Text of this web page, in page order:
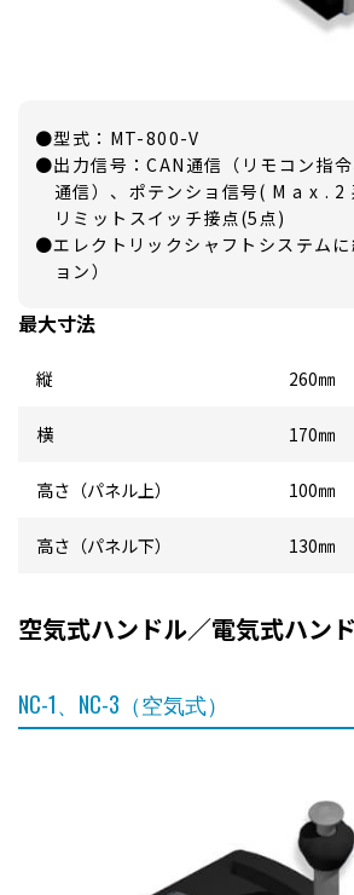
●型式：MT-800-V
●出力信号：CAN通信（リモコン指
通信）、ポテンショ信号( M a x .
リミットスイッチ接点(5点)
●エレクトリックシャフトシステムに
ョン）
最大寸法
縦 260㎜
横 170㎜
高さ（パネル上） 100㎜
高さ（パネル下） 130㎜
空気式ハンドル／電気式ハン
NC-1、NC-3（空気式）